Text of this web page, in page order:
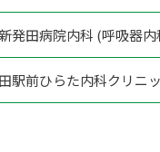
発田病院内科 (呼吸器内
駅前ひらた内科クリニ